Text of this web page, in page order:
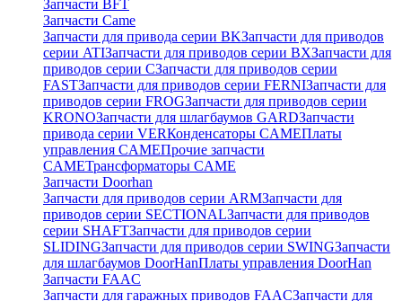
Запчасти BFT
Запчасти Came
Запчасти для привода серии BKЗапчасти для приводов
серии ATIЗапчасти для приводов серии BXЗапчасти для
приводов серии CЗапчасти для приводов серии
FASTЗапчасти для приводов серии FERNIЗапчасти для
приводов серии FROGЗапчасти для приводов серии
KRONOЗапчасти для шлагбаумов GARDЗапчасти
привода серии VERКонденсаторы CAMEПлаты
управления CAMEПрочие запчасти
CAMEТрансформаторы CAME
Запчасти Doorhan
Запчасти для приводов серии ARMЗапчасти для
приводов серии SECTIONALЗапчасти для приводов
серии SHAFTЗапчасти для приводов серии
SLIDINGЗапчасти для приводов серии SWINGЗапчасти
для шлагбаумов DoorHanПлаты управления DoorHan
Запчасти FAAC
Запчасти для гаражных приводов FAACЗапчасти для